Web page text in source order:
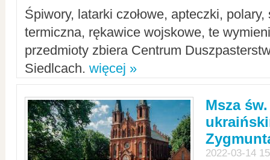
Śpiwory, latarki czołowe, apteczki,
termiczna, rękawice wojskowe, te
przedmioty zbiera Centrum
Siedlcach. więcej »
Msza
2022-03-14